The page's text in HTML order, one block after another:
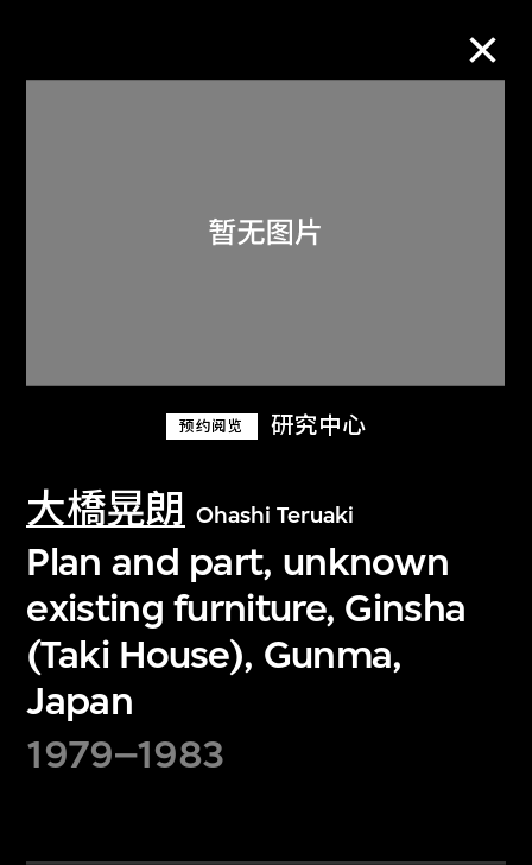
预约阅览 研究中心
大橋晃朗 Ohashi Teruaki
Plan and part, unknown
existing furniture, Ginsha
(Taki House), Gunma,
Japan
1979–1983
关于M+藏品
探索世界顶级的二十及二十一世纪视觉
文化藏品。